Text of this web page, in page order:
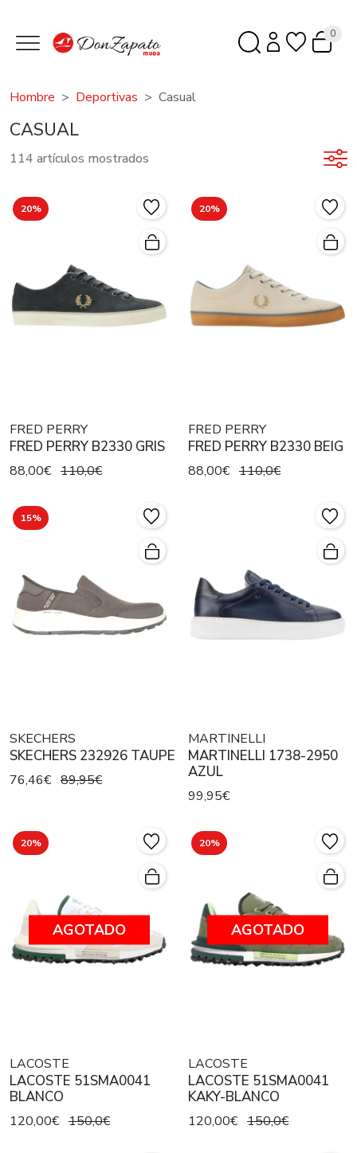
0
Hombre Deportivas Casual
CASUAL
114 artículos mostrados
20%
FRED PERRY
FRED PERRY B2330 GRIS
88,00€ 110,0€
20%
FRED PERRY
FRED PERRY B2330 BEIG
88,00€ 110,0€
15%
SKECHERS
SKECHERS 232926 TAUPE
76,46€ 89,95€
MARTINELLI
MARTINELLI 1738-2950
AZUL
99,95€
20%
AGOTADO
LACOSTE
LACOSTE 51SMA0041
BLANCO
120,00€ 150,0€
20%
AGOTADO
LACOSTE
LACOSTE 51SMA0041
KAKY-BLANCO
120,00€ 150,0€